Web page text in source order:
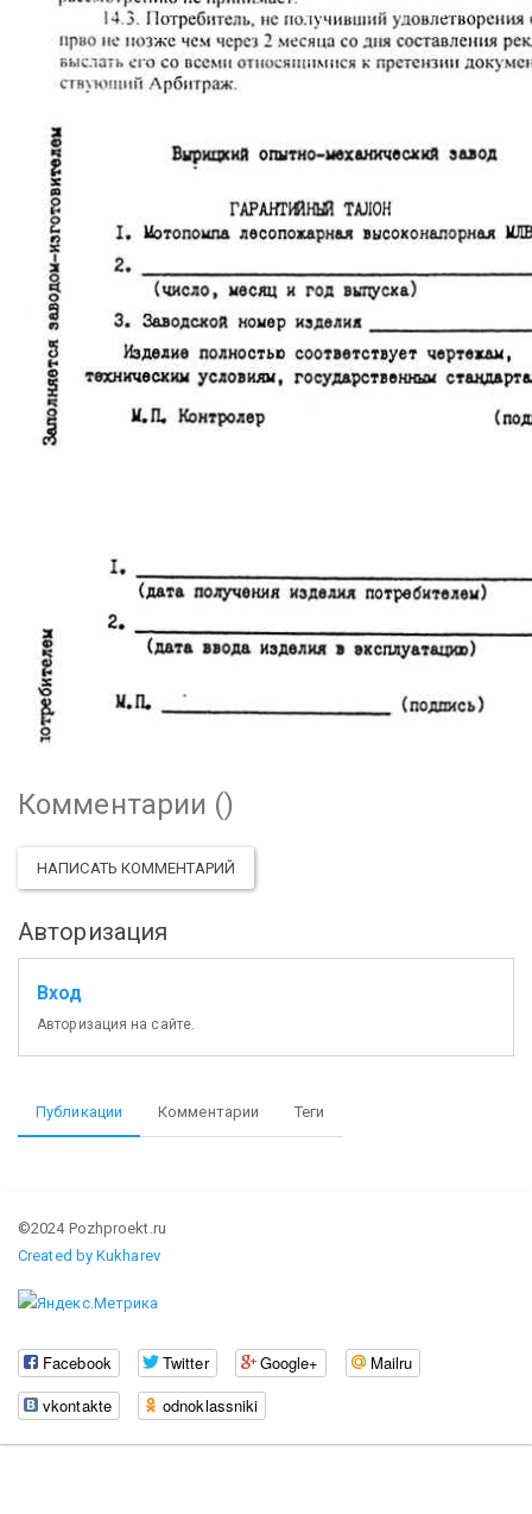
Комментарии ()
НАПИСАТЬ КОММЕНТАРИЙ
Авторизация
Вход
Авторизация на сайте.
Публикации Комментарии Теги
©2024 Pozhproekt.ru
Created by Kukharev
Facebook Twitter Google+
Mailru
vkontakte
odnoklassniki